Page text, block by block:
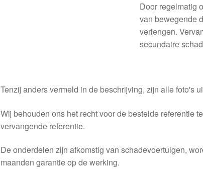
Door regelmatig
van bewegende
verlengen.
secundaire
Tenzij anders vermeld in de beschrijving, zijn alle foto's
Wij behouden ons het recht voor de bestelde referentie
vervangende referentie.
De onderdelen zijn afkomstig van schadevoertuigen,
maanden garantie op de werking.